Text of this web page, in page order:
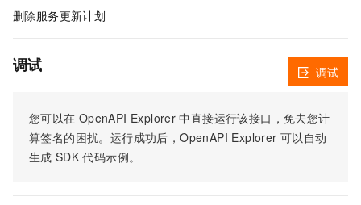
删除服务更新计划
调试
您可以在 OpenAPI Explorer 中直接运行该接口，免去您计
算签名的困扰。运行成功后，OpenAPI Explorer 可以自动
生成 SDK 代码示例。
调试